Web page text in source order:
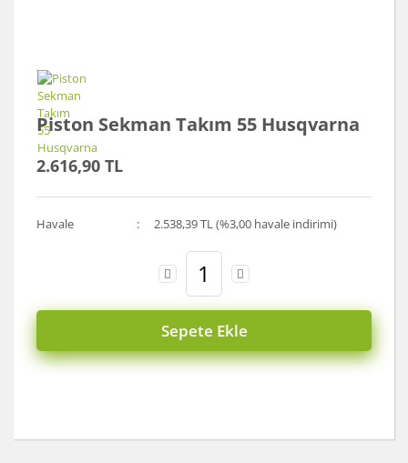
Piston Sekman Takım 55 Husqvarna
2.616,90 TL
Havale 2.538,39 TL (%3,00 havale indirimi)
Sepete Ekle